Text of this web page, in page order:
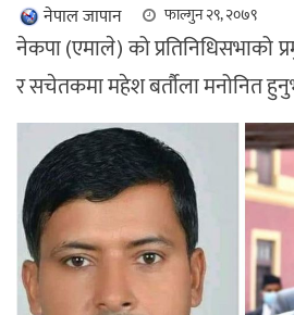
नेपाल जापान फाल्गुन २९, २०७९
नेकपा (एमाले) को प्रतिनिधिसभाको
र सचेतकमा महेश बर्तौला मनोनित